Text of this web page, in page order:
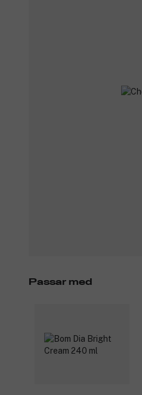
Passar med